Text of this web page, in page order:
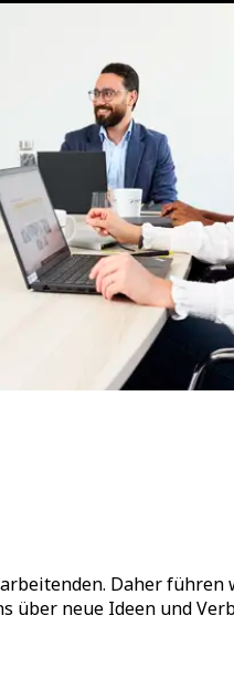
Daher führen
über neue Ideen und